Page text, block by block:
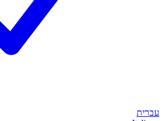
עברית